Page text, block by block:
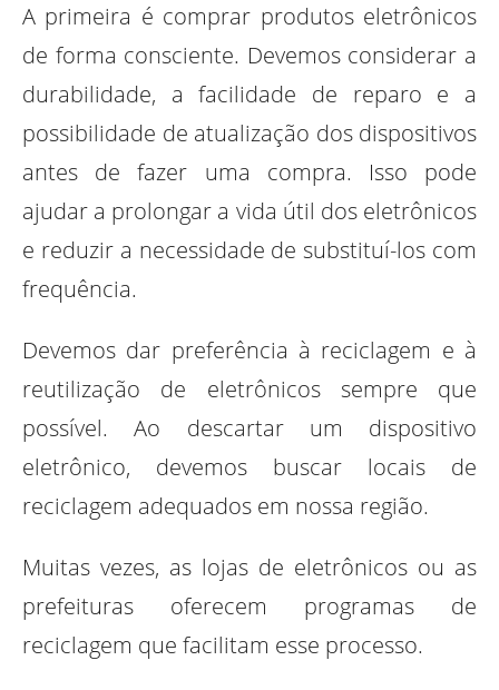
A primeira é comprar produtos eletrônicos
de forma consciente. Devemos considerar a
durabilidade, a facilidade de reparo e a
possibilidade de atualização dos dispositivos
antes de fazer uma compra. Isso pode
ajudar a prolongar a vida útil dos eletrônicos
e reduzir a necessidade de substituí-los com
frequência.
Devemos dar preferência à reciclagem e à
reutilização de eletrônicos sempre que
possível. Ao descartar um dispositivo
eletrônico, devemos buscar locais de
reciclagem adequados em nossa região.
Muitas vezes, as lojas de eletrônicos ou as
prefeituras oferecem programas de
reciclagem que facilitam esse processo.